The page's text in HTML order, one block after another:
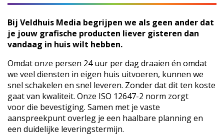
Bij Veldhuis Media begrijpen we als geen ander dat
je jouw grafische producten liever gisteren dan
vandaag in huis wilt hebben.
Omdat onze persen 24 uur per dag draaien én omdat
we veel diensten in eigen huis uitvoeren, kunnen we
snel schakelen en snel leveren. Zonder dat dit ten koste
gaat van kwaliteit. Onze ISO 12647-2 norm zorgt
voor die bevestiging. Samen met je vaste
aanspreekpunt overleg je een haalbare planning en
een duidelijke leveringstermijn.